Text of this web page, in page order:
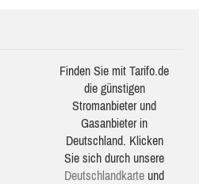
Finden Sie mit Tarifo.de
die güns­ti­gen
Stromanbieter und
Gasanbieter in
Deutschland. Klicken
Sie sich durch unsere
Deutsch­land­karte und